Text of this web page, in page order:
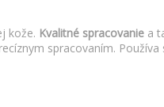
kože. Kvalitné spracovanie a
spracovaním. Používa